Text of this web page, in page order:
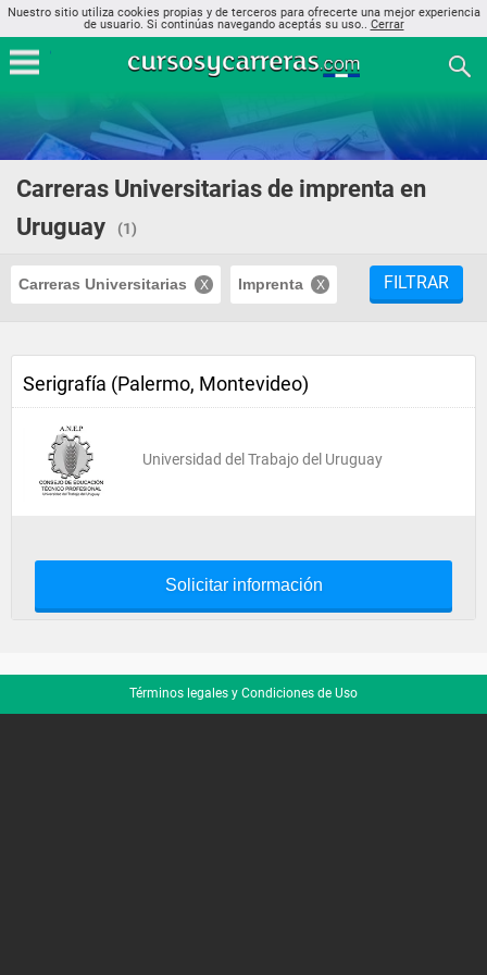
Nuestro sitio utiliza cookies propias y de terceros para ofrecerte una mejor experiencia
de usuario. Si continúas navegando aceptás su uso.. Cerrar
Carreras Universitarias de imprenta en
Uruguay
(1)
Carreras Universitarias Imprenta FILTRAR
Serigrafía (Palermo, Montevideo)
Universidad del Trabajo del Uruguay
Solicitar información
Términos legales y Condiciones de Uso